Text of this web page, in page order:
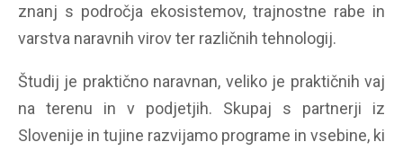
znanj s področja ekosistemov, trajnostne rabe in
varstva naravnih virov ter različnih tehnologij.
Študij je praktično naravnan, veliko je praktičnih vaj
na terenu in v podjetjih. Skupaj s partnerji iz
Slovenije in tujine razvijamo programe in vsebine, ki